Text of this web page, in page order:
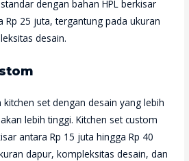
dengan bahan HPL berkisar
Rp 25 juta, tergantung pada ukuran
desain.
kitchen set dengan desain yang lebih
lebih tinggi. Kitchen set custom
antara Rp 15 juta hingga Rp 40
dapur, kompleksitas desain, dan